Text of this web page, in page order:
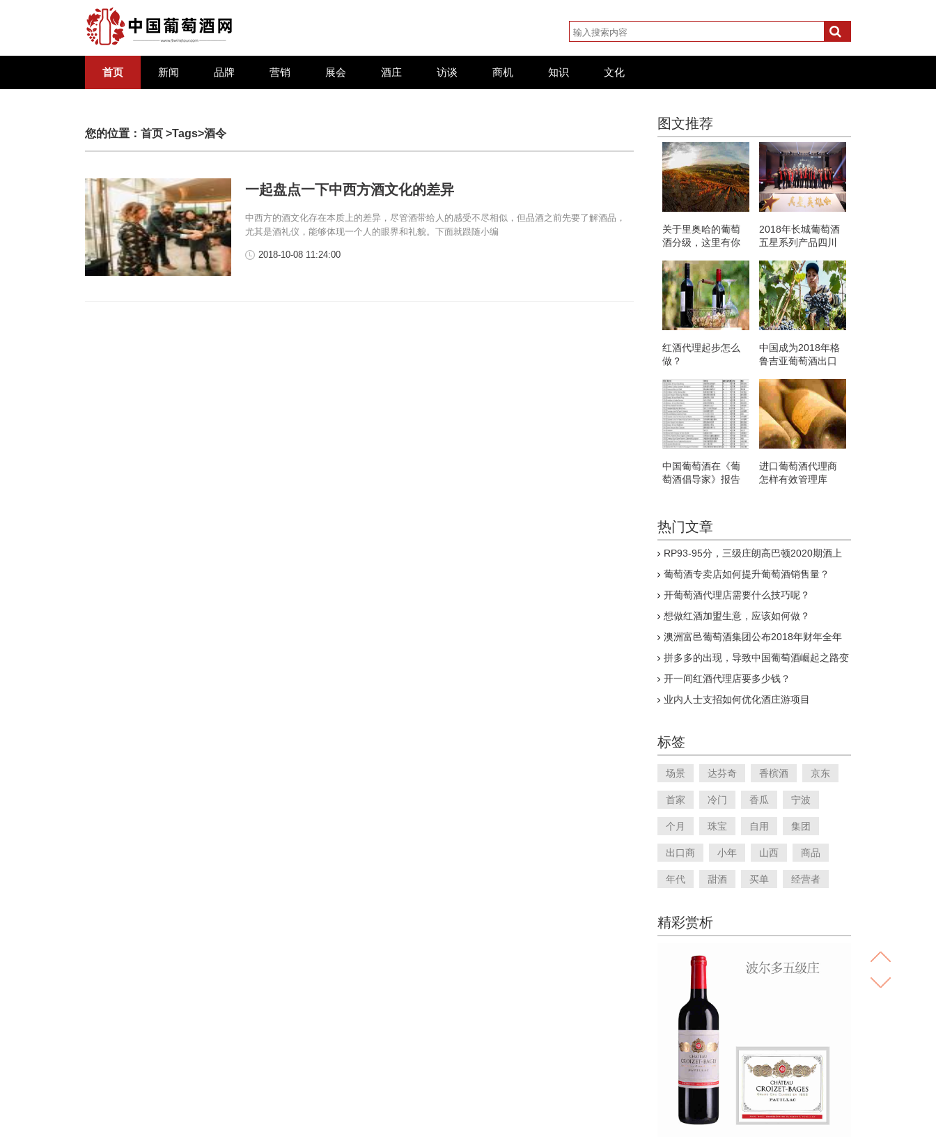
首页 新闻 品牌 营销 展会 酒庄 访谈 商机 知识 文化
您的位置： 首页 >Tags>酒令
一起盘点一下中西方酒文化的差异
中西方的酒文化存在本质上的差异，尽管酒带给人的感受不尽相似，但品酒之前先要了解酒品，
尤其是酒礼仪，能够体现一个人的眼界和礼貌。下面就跟随小编
2018-10-08 11:24:00
图文推荐
关于里奥哈的葡萄
酒分级，这里有你
2018年长城葡萄酒
五星系列产品四川
红酒代理起步怎么
做？
中国成为2018年格
鲁吉亚葡萄酒出口
中国葡萄酒在《葡
萄酒倡导家》报告
进口葡萄酒代理商
怎样有效管理库
热门文章
RP93-95分，三级庄朗高巴顿2020期酒上
葡萄酒专卖店如何提升葡萄酒销售量？
开葡萄酒代理店需要什么技巧呢？
想做红酒加盟生意，应该如何做？
澳洲富邑葡萄酒集团公布2018年财年全年
拼多多的出现，导致中国葡萄酒崛起之路变
开一间红酒代理店要多少钱？
业内人士支招如何优化酒庄游项目
标签
场景 达芬奇 香槟酒 京东
首家 冷门 香瓜 宁波
个月 珠宝 自用 集团
出口商 小年 山西 商品
年代 甜酒 买单 经营者
精彩赏析